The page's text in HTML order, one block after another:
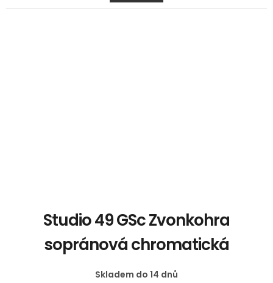
Studio 49 GSc Zvonkohra
sopránová chromatická
Skladem do 14 dnů